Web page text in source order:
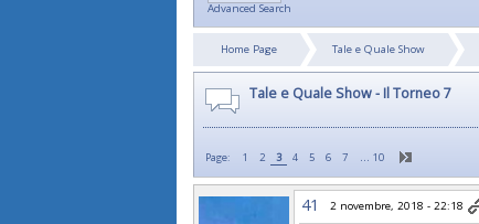
Advanced Search
Home Page Tale e Quale Show
Tale e Quale Show - Il Torneo 7
Page: 1 2 3 4 5 6 7 … 10
41 2 novembre, 2018 - 22:18